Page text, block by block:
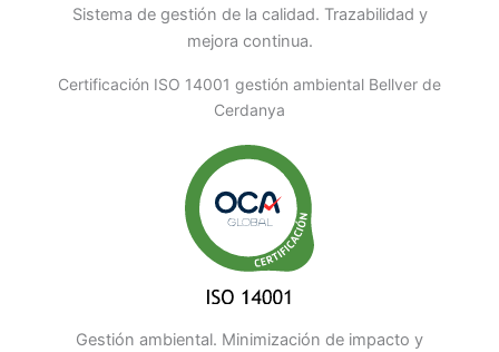
Sistema de gestión de la calidad. Trazabilidad y
mejora continua.
Certificación ISO 14001 gestión ambiental Bellver de
Cerdanya
Gestión ambiental. Minimización de impacto y